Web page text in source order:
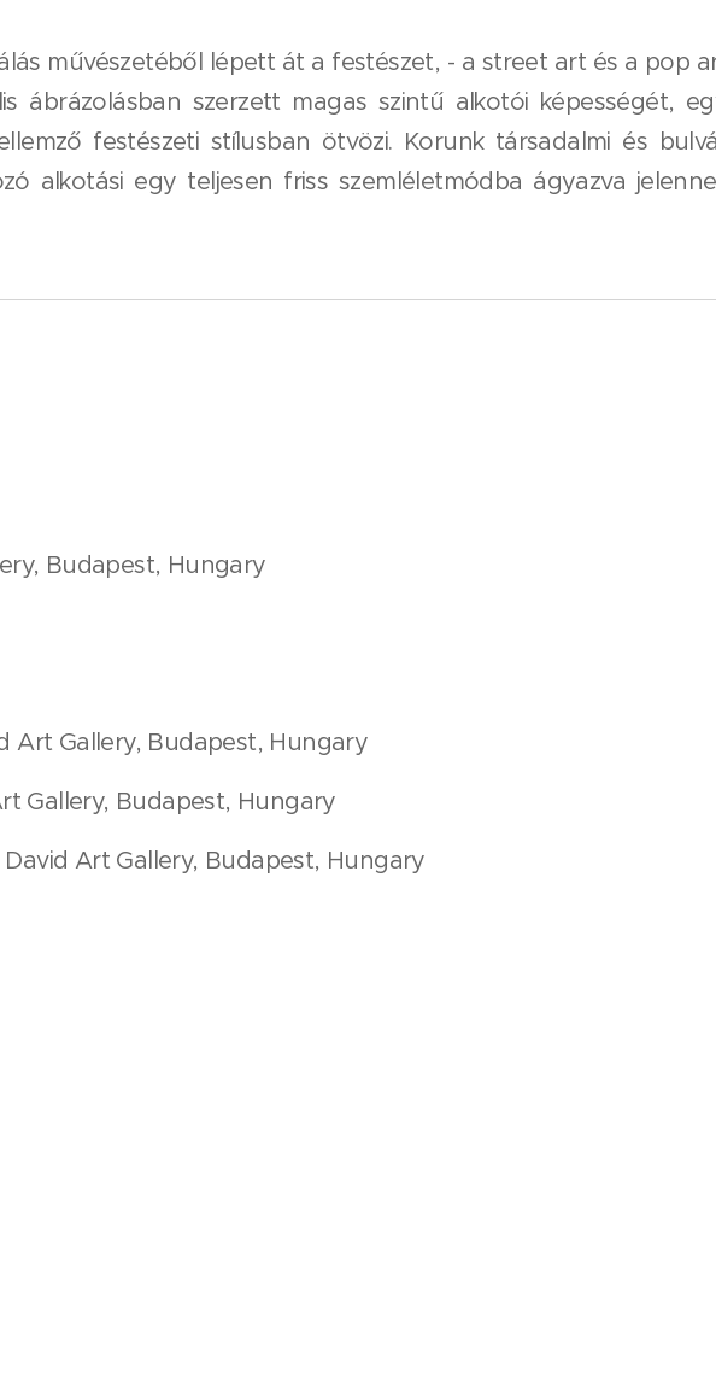
művészetéből lépett át a festészet, - a street art és a pop
ábrázolásban szerzett magas szintű alkotói képességét,
festészeti stílusban ötvözi. Korunk társadalmi és
alkotási egy teljesen friss szemléletmódba ágyazva
Budapest, Hungary
Art Gallery, Budapest, Hungary
Gallery, Budapest, Hungary
David Art Gallery, Budapest, Hungary